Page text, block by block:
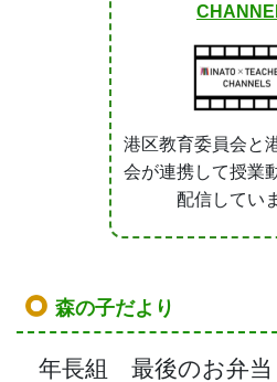
港区教育委員会と
会が連携して授業
配信してい
森の子だより
年長組 最後のお弁当